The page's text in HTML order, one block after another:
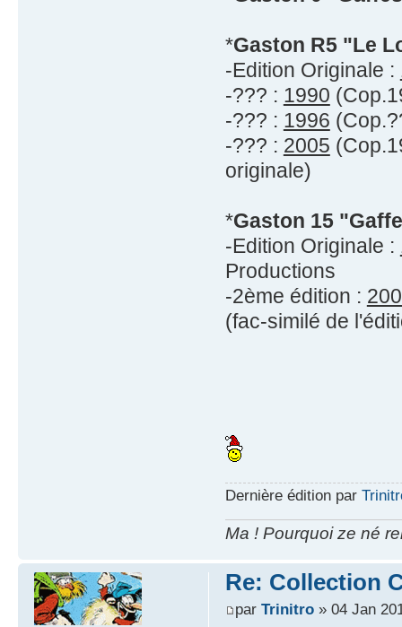
*Gaston R5 "Le
-Edition Originale :
-??? : 1990
-??? : 1996
-??? : 2005
originale)
*Gaston 15
-Edition Originale :
Productions
-2ème édition :
(fac-similé de
Dernière édition par
Ma ! Pourquoi ze né
Re: Collection
par Trinitro» 04 Jan